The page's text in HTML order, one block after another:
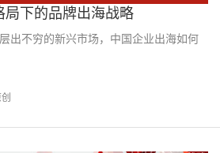
下的品牌出海战略
出不穷的新兴市场，中国企业出海如何